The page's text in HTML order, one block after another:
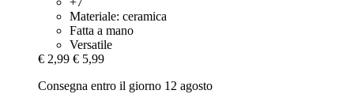
Materiale: ceramica
Fatta a mano
Versatile
€ 2,99 € 5,99
Consegna entro il giorno 12 agosto